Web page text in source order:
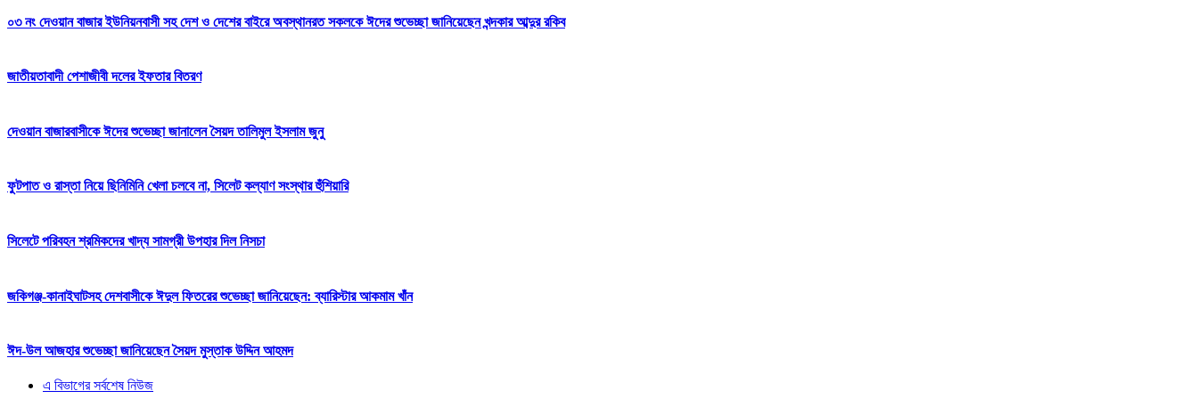
০৩ নং দেওয়ান বাজার ইউনিয়নবাসী সহ দেশ ও দেশের বাইরে অবস্থানরত সকলকে ঈদের শুভেচ্ছা জানিয়েছেন খন্দকার আব্দুর রকিব
জাতীয়তাবাদী পেশাজীবী দলের ইফতার বিতরণ
দেওয়ান বাজারবাসীকে ঈদের শুভেচ্ছা জানালেন সৈয়দ তালিমুল ইসলাম জুনু
ফুটপাত ও রাস্তা নিয়ে ছিনিমিনি খেলা চলবে না, সিলেট কল্যাণ সংস্থার হুঁশিয়ারি
সিলেটে পরিবহন শ্রমিকদের খাদ্য সামগ্রী উপহার দিল নিসচা
জকিগঞ্জ-কানাইঘাটসহ দেশবাসীকে ঈদুল ফিতরের শুভেচ্ছা জানিয়েছেন: ব্যারিস্টার আকমাম খাঁন
ঈদ-উল আজহার শুভেচ্ছা জানিয়েছেন সৈয়দ মুস্তাক উদ্দিন আহমদ
এ বিভাগের সর্বশেষ নিউজ